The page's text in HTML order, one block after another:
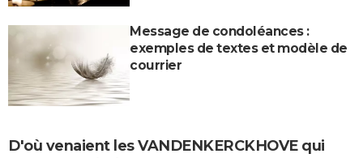
Message de condoléances :
exemples de textes et modèle de
courrier
D'où venaient les VANDENKERCKHOVE qui